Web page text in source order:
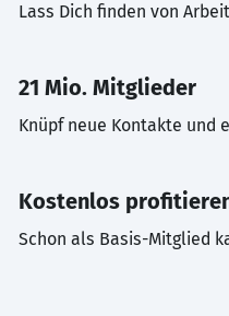
Lass Dich finden von
21 Mio. Mitglieder
Knüpf neue Kontakte und
Kostenlos
Schon als Basis-Mitglied